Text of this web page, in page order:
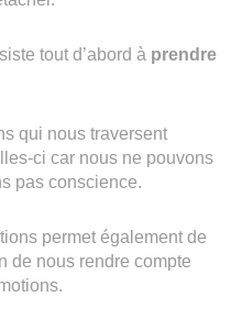
tout d’abord à prendre
qui nous traversent
ci car nous ne pouvons
pas conscience.
permet également de
de nous rendre compte